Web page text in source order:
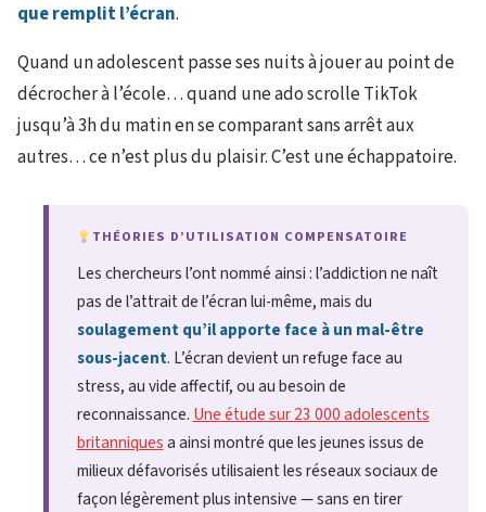
que remplit l’écran.
Quand un adolescent passe ses nuits à jouer au point de
décrocher à l’école… quand une ado scrolle TikTok
jusqu’à 3h du matin en se comparant sans arrêt aux
autres… ce n’est plus du plaisir. C’est une échappatoire.
THÉORIES D’UTILISATION COMPENSATOIRE
Les chercheurs l’ont nommé ainsi : l’addiction ne naît
pas de l’attrait de l’écran lui-même, mais du
soulagement qu’il apporte face à un mal-être
sous-jacent. L’écran devient un refuge face au
stress, au vide affectif, ou au besoin de
reconnaissance. Une étude sur 23 000 adolescents
britanniquesa ainsi montré que les jeunes issus de
milieux défavorisés utilisaient les réseaux sociaux de
façon légèrement plus intensive — sans en tirer